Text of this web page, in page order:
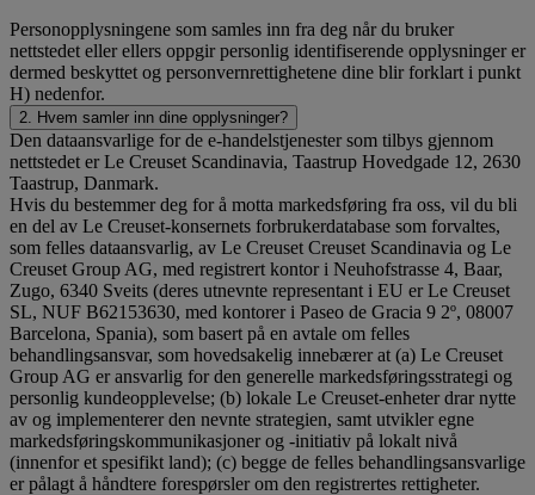
Personopplysningene som samles inn fra deg når du bruker
nettstedet eller ellers oppgir personlig identifiserende opplysninger er
dermed beskyttet og personvernrettighetene dine blir forklart i punkt
H) nedenfor.
2. Hvem samler inn dine opplysninger?
Den dataansvarlige for de e-handelstjenester som tilbys gjennom
nettstedet er Le Creuset Scandinavia, Taastrup Hovedgade 12, 2630
Taastrup, Danmark.
Hvis du bestemmer deg for å motta markedsføring fra oss, vil du bli
en del av Le Creuset-konsernets forbrukerdatabase som forvaltes,
som felles dataansvarlig, av Le Creuset Creuset Scandinavia og Le
Creuset Group AG, med registrert kontor i Neuhofstrasse 4, Baar,
Zugo, 6340 Sveits (deres utnevnte representant i EU er Le Creuset
SL, NUF B62153630, med kontorer i Paseo de Gracia 9 2º, 08007
Barcelona, Spania), som basert på en avtale om felles
behandlingsansvar, som hovedsakelig innebærer at (a) Le Creuset
Group AG er ansvarlig for den generelle markedsføringsstrategi og
personlig kundeopplevelse; (b) lokale Le Creuset-enheter drar nytte
av og implementerer den nevnte strategien, samt utvikler egne
markedsføringskommunikasjoner og -initiativ på lokalt nivå
(innenfor et spesifikt land); (c) begge de felles behandlingsansvarlige
er pålagt å håndtere forespørsler om den registrertes rettigheter.